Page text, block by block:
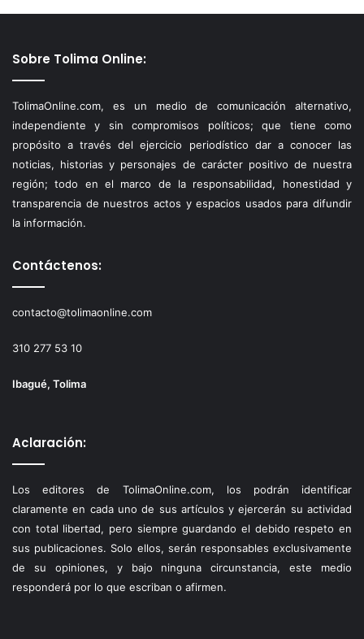
Sobre Tolima Online:
TolimaOnline.com, es un medio de comunicación alternativo,
independiente y sin compromisos políticos; que tiene como
propósito a través del ejercicio periodístico dar a conocer las
noticias, historias y personajes de carácter positivo de nuestra
región; todo en el marco de la responsabilidad, honestidad y
transparencia de nuestros actos y espacios usados para difundir
la información.
Contáctenos:
contacto@tolimaonline.com
310 277 53 10
Ibagué, Tolima
Aclaración:
Los editores de TolimaOnline.com, los podrán identificar
claramente en cada uno de sus artículos y ejercerán su actividad
con total libertad, pero siempre guardando el debido respeto en
sus publicaciones. Solo ellos, serán responsables exclusivamente
de su opiniones, y bajo ninguna circunstancia, este medio
responderá por lo que escriban o afirmen.